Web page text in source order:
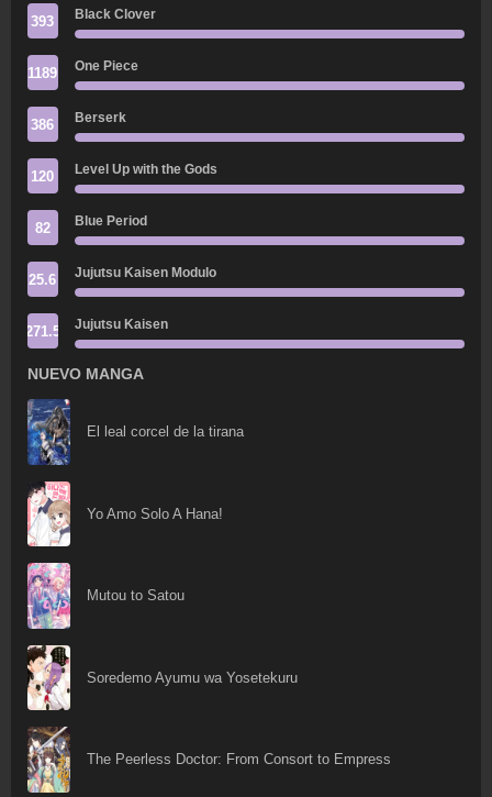
393 Black Clover
1189 One Piece
386 Berserk
120 Level Up with the Gods
82 Blue Period
25.6 Jujutsu Kaisen Modulo
271.5 Jujutsu Kaisen
NUEVO MANGA
El leal corcel de la tirana
Yo Amo Solo A Hana!
Mutou to Satou
Soredemo Ayumu wa Yosetekuru
The Peerless Doctor: From Consort to Empress